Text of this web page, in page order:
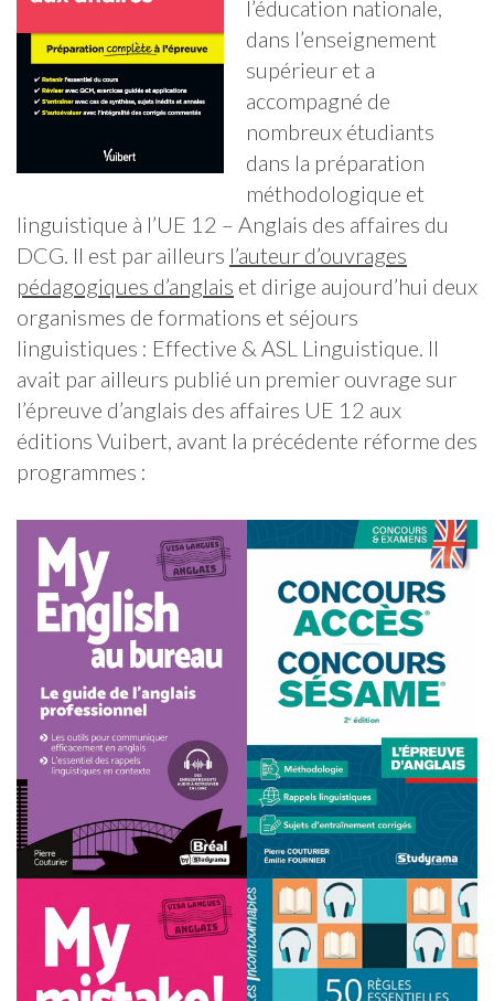
l’éducation nationale,
dans l’enseignement
supérieur et a
accompagné de
nombreux étudiants
dans la préparation
méthodologique et
linguistique à l’UE 12 – Anglais des affaires du
DCG. Il est par ailleurs l’auteur d’ouvrages
pédagogiques d’anglais et dirige aujourd’hui deux
organismes de formations et séjours
linguistiques : Effective & ASL Linguistique. Il
avait par ailleurs publié un premier ouvrage sur
l’épreuve d’anglais des affaires UE 12 aux
éditions Vuibert, avant la précédente réforme des
programmes :